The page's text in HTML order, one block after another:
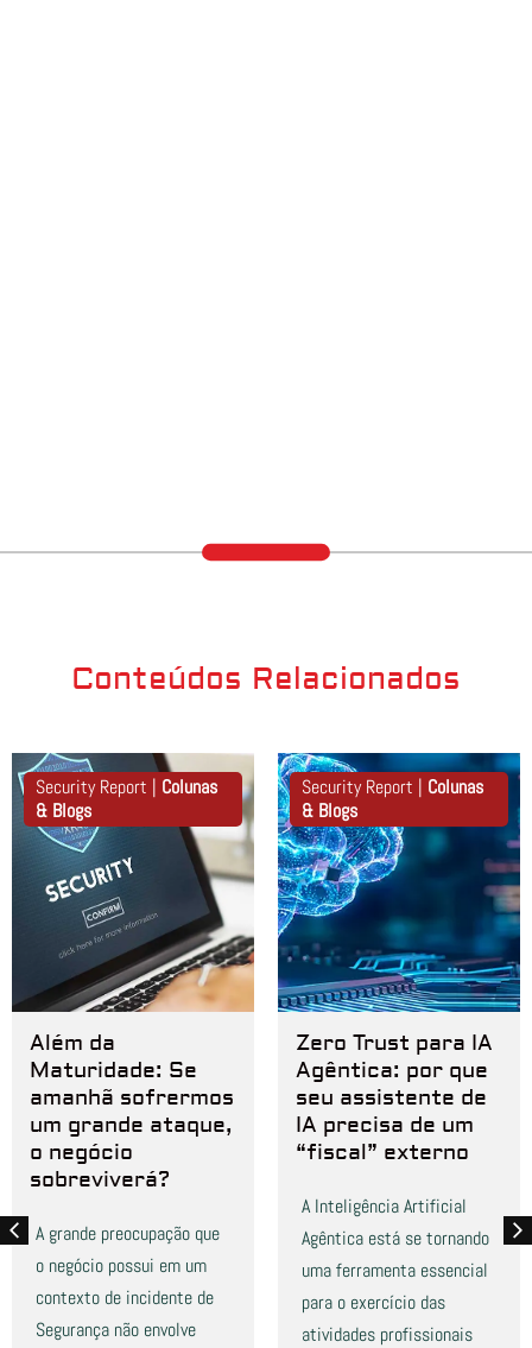
Conteúdos Relacionados
Security Report | Colunas
& Blogs
Além da
Maturidade: Se
amanhã sofrermos
um grande ataque,
o negócio
sobreviverá?
A grande preocupação que
o negócio possui em um
contexto de incidente de
Segurança não envolve
Security Report | Colunas
& Blogs
Zero Trust para IA
Agêntica: por que
seu assistente de
IA precisa de um
“fiscal” externo
A Inteligência Artificial
Agêntica está se tornando
uma ferramenta essencial
para o exercício das
atividades profissionais